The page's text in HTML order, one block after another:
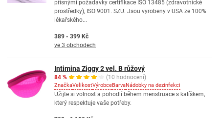
přísnými požadavky certifikace ISO 13485 (zdravotnické
prostředky), ISO 9001. SZU. Jsou vyrobeny v USA ze 100%
lékařského...
389 - 399 Kč
ve 3 obchodech
Intimina Ziggy 2 vel. B růžový
84 % (10 hodnocení)
ZnačkaVelikostVýrobceBarvaNádobky na dezinfekci
Užijte si volnost a pohodlí během menstruace s kalíškem,
který respektuje vaše potřeby.